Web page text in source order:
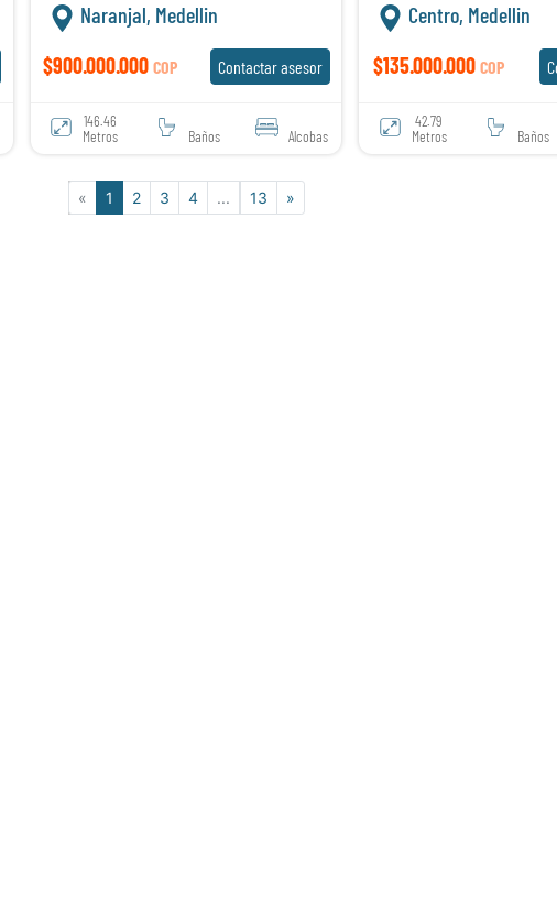
Naranjal, Medellin
$900.000.000 COP Contactar asesor
146.46
Metros
Baños Alcobas
Centro, Medellin
$135.000.000 COP
42.79
Metros
Baños
« 1 2 3 4 ... 13 »